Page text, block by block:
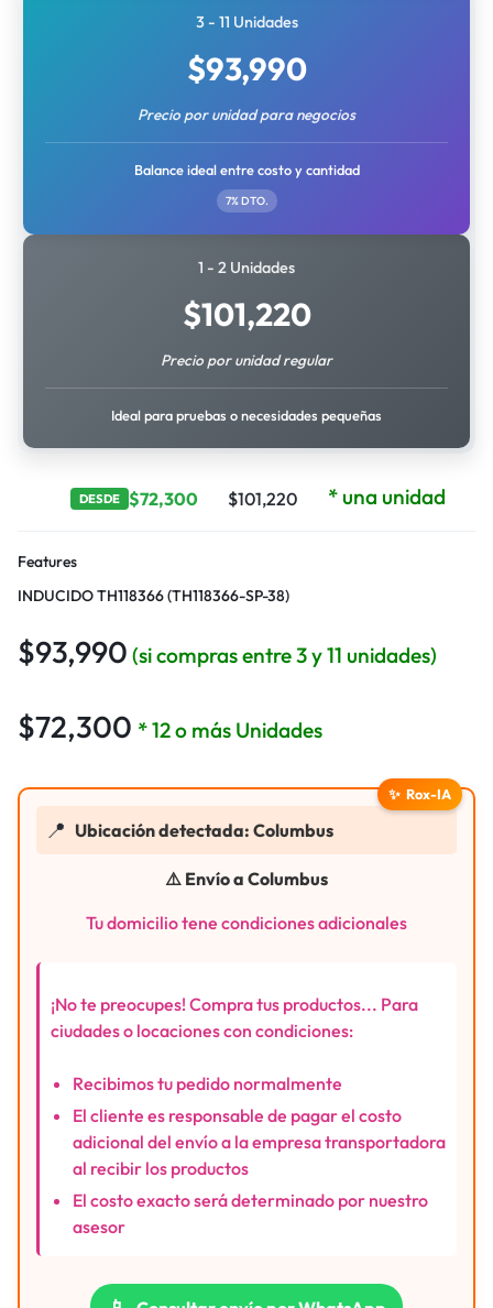
3 - 11 Unidades
$93,990
Precio por unidad para negocios
Balance ideal entre costo y cantidad
7% DTO.
1 - 2 Unidades
$101,220
Precio por unidad regular
Ideal para pruebas o necesidades pequeñas
DESDE $72,300 $101,220 * una unidad
Features
INDUCIDO TH118366 (TH118366-SP-38)
$93,990 (si compras entre 3 y 11 unidades)
$72,300 * 12 o más Unidades
✨ Rox-IA
📍 Ubicación detectada: Columbus
⚠️ Envío a Columbus
Tu domicilio tene condiciones adicionales
¡No te preocupes! Compra tus productos... Para
ciudades o locaciones con condiciones:
Recibimos tu pedido normalmente
El cliente es responsable de pagar el costo
adicional del envío a la empresa transportadora
al recibir los productos
El costo exacto será determinado por nuestro
asesor